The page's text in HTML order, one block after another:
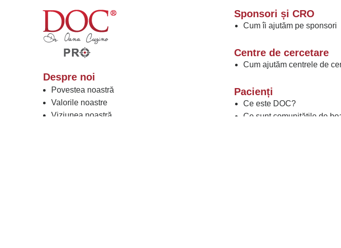
Despre noi
Povestea noastră
Valorile noastre
Viziunea noastră
Sponsori și CRO
Cum îi ajutăm pe sponsori
Centre de cercetare
Cum ajutăm centrele de
Pacienți
Ce este DOC?
Ce sunt comunitățile de